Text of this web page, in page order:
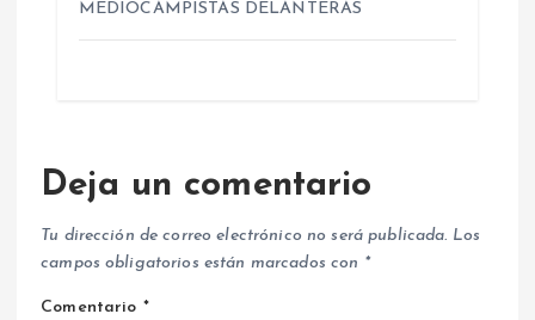
MEDIOCAMPISTAS DELANTERAS
Deja un comentario
Tu dirección de correo electrónico no será publicada. Los
campos obligatorios están marcados con *
Comentario *